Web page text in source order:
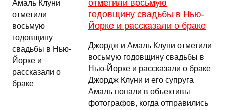
отметили восьмую
годовщину свадьбы в Нью-
Йорке и рассказали о браке
Джордж и Амаль Клуни отметили
восьмую годовщину свадьбы в
Нью-Йорке и рассказали о браке
Джордж Клуни и его супруга
Амаль попали в объективы
фотографов, когда отправились